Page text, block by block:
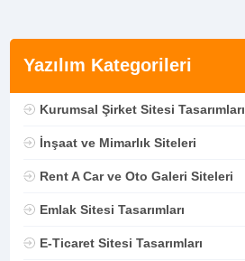
Yazılım Kategorileri
Kurumsal Şirket Sitesi Tasarımları
İnşaat ve Mimarlık Siteleri
Rent A Car ve Oto Galeri Siteleri
Emlak Sitesi Tasarımları
E-Ticaret Sitesi Tasarımları